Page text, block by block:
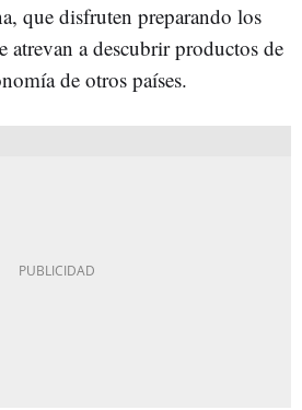
que disfruten preparando los
atrevan a descubrir productos de
de otros países.